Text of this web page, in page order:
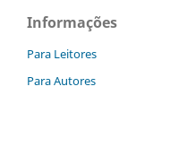
Informações
Para Leitores
Para Autores